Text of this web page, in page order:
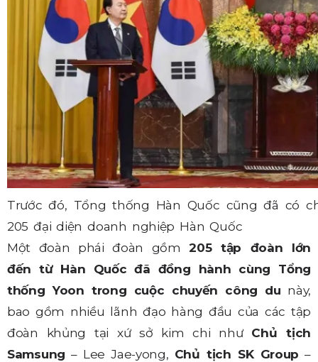
Trước đó, Tổng thống Hàn Quốc cũng đã có
205 đại diện doanh nghiệp Hàn Quốc
Một đoàn phái đoàn gồm205 tập đoàn lớn
đến từ Hàn Quốc đã đồng hành cùng Tổng
thống Yoon trong cuộc chuyến công du này,
bao gồm nhiều lãnh đạo hàng đầu của các tập
đoàn khủng tại xứ sở kim chi như Chủ tịch
Samsung – Lee Jae-yong, Chủ tịch SK Group –